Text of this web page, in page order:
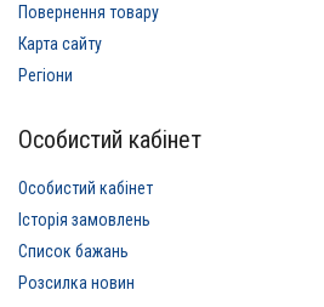
Повернення товару
Карта сайту
Регіони
Особистий кабінет
Особистий кабінет
Історія замовлень
Список бажань
Розсилка новин